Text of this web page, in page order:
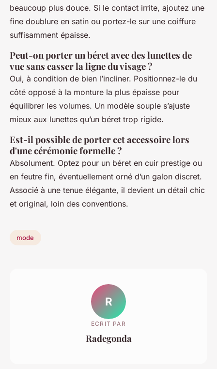
beaucoup plus douce. Si le contact irrite, ajoutez une
fine doublure en satin ou portez-le sur une coiffure
suffisamment épaisse.
Peut-on porter un béret avec des lunettes de
vue sans casser la ligne du visage ?
Oui, à condition de bien l’incliner. Positionnez-le du
côté opposé à la monture la plus épaisse pour
équilibrer les volumes. Un modèle souple s’ajuste
mieux aux lunettes qu’un béret trop rigide.
Est-il possible de porter cet accessoire lors
d'une cérémonie formelle ?
Absolument. Optez pour un béret en cuir prestige ou
en feutre fin, éventuellement orné d’un galon discret.
Associé à une tenue élégante, il devient un détail chic
et original, loin des conventions.
mode
R
ECRIT PAR
Radegonda